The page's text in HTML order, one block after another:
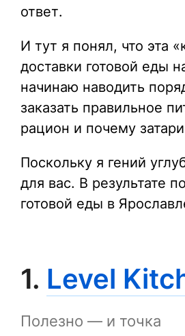
ответ.
И тут я понял, что эта
доставки готовой еды
начинаю наводить
заказать правильное
рацион и почему
Поскольку я гений
для вас. В результате
готовой еды в
1. Level
Полезно — и точка